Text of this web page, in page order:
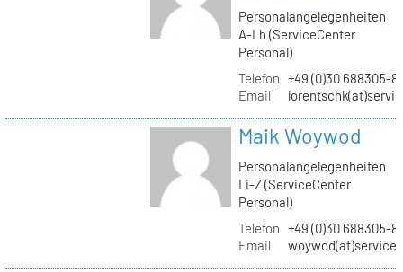
Personalangelegenheiten
A-Lh (ServiceCenter
Personal)
Telefon +49 (0)30 688305-
Email
Maik Woywod
Personalangelegenheiten
Li-Z (ServiceCenter
Personal)
Telefon +49 (0)30 688305-
Email